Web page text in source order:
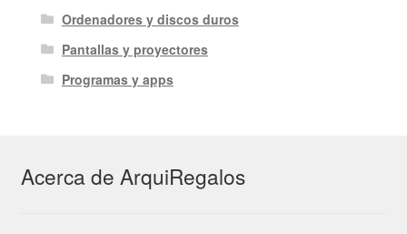
Ordenadores y discos duros
Pantallas y proyectores
Programas y apps
Acerca de ArquiRegalos